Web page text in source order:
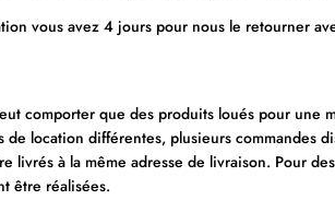
vous avez 4 jours pour nous le retourner
comporter que des produits loués pour une
de location différentes, plusieurs commandes
livrés à la même adresse de livraison. Pour
être réalisées.